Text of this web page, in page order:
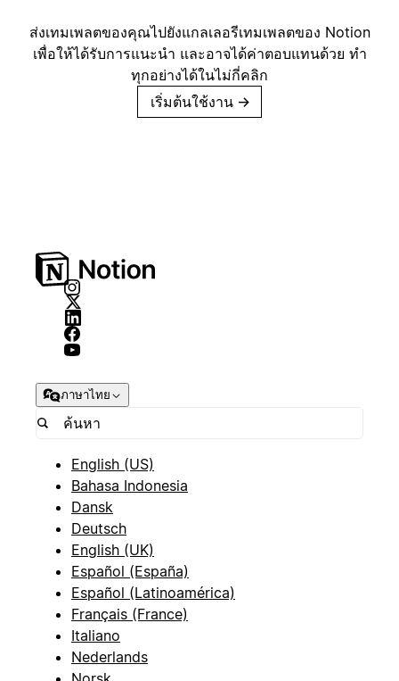
ส่งเทมเพลตของคุณไปยังแกลเลอรีเทมเพลตของ Notion
เพื่อให้ได้รับการแนะนำ และอาจได้ค่าตอบแทนด้วย ทำ
ทุกอย่างได้ในไม่กี่คลิก
เริ่มต้นใช้งาน →
ภาษาไทย
English (US)
Bahasa Indonesia
Dansk
Deutsch
English (UK)
Español (España)
Español (Latinoamérica)
Français (France)
Italiano
Nederlands